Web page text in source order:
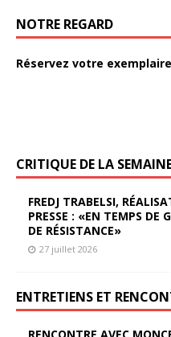
NOTRE REGARD
Réservez votre exemplaire
CRITIQUE DE LA
FREDJ TRABELSI,
PRESSE : «EN TEMPS DE
DE RÉSISTANCE»
27 juillet 2026
ENTRETIENS ET